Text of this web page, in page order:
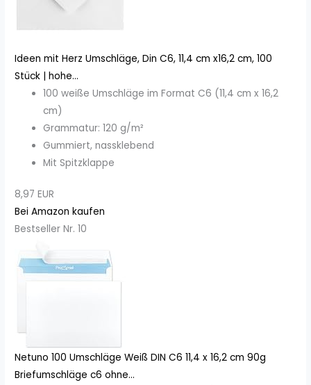
Ideen mit Herz Umschläge, Din C6, 11,4 cm x16,2 cm, 100
Stück | hohe...
100 weiße Umschläge im Format C6 (11,4 cm x 16,2
cm)
Grammatur: 120 g/m²
Gummiert, nassklebend
Mit Spitzklappe
8,97 EUR
Bei Amazon kaufen
Bestseller Nr. 10
Netuno 100 Umschläge Weiß DIN C6 11,4 x 16,2 cm 90g
Briefumschläge c6 ohne...